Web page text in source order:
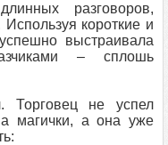
разговоров,
короткие и
выстраивала
– сплошь
Торговец не успел
магички, а она уже